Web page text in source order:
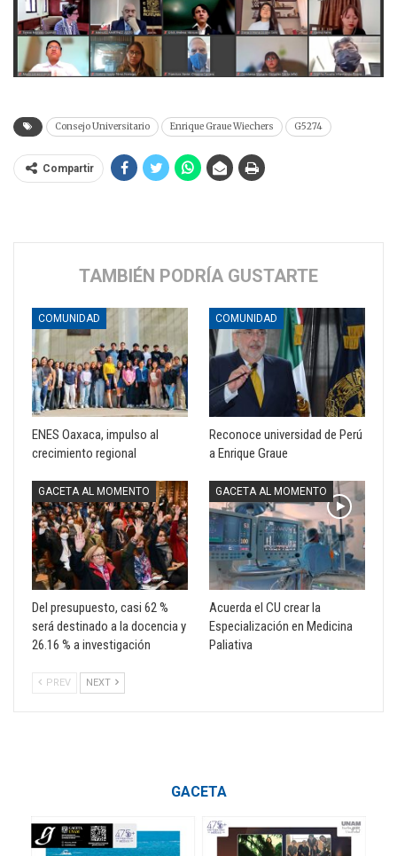
Consejo Universitario Enrique Graue Wiechers G5274
Compartir
TAMBIÉN PODRÍA GUSTARTE
COMUNIDAD
ENES Oaxaca, impulso al
crecimiento regional
COMUNIDAD
Reconoce universidad de Perú
a Enrique Graue
GACETA AL MOMENTO
Del presupuesto, casi 62 %
será destinado a la docencia y
26.16 % a investigación
GACETA AL MOMENTO
Acuerda el CU crear la
Especialización en Medicina
Paliativa
PREV NEXT
GACETA